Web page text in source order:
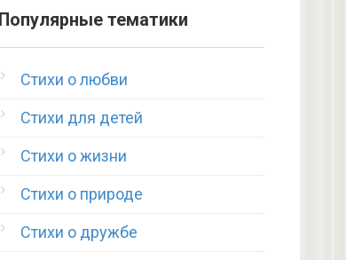
Популярные тематики
Стихи о любви
Стихи для детей
Стихи о жизни
Стихи о природе
Стихи о дружбе